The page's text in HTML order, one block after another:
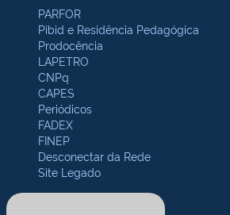
PARFOR
Pibid e Residência Pedagógica
Prodocência
LAPETRO
CNPq
CAPES
Periódicos
FADEX
FINEP
Desconectar da Rede
Site Legado